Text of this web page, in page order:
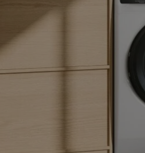
zabrze.com.pl
QeSessID
Cloudflare
zabrze.com.pl